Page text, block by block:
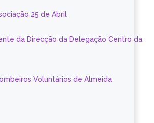
25 de Abril
da Direcção da Delegação Centro da
Voluntários de Almeida